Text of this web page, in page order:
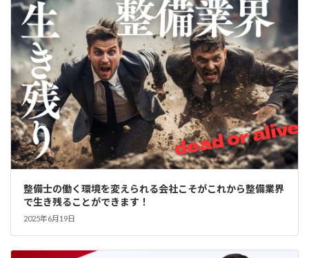
整備士の働く環境を変えられる会社こそがこれから整備業界
で生き残ることができます！
2025年6月19日